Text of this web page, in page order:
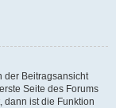
der Beitragsansicht
Seite des Forums
dann ist die Funktion